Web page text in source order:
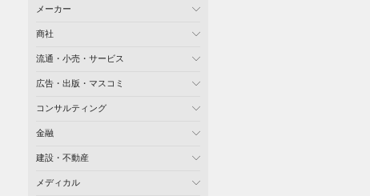
メーカー
商社
流通・小売・サービス
広告・出版・マスコミ
コンサルティング
金融
建設・不動産
メディカル